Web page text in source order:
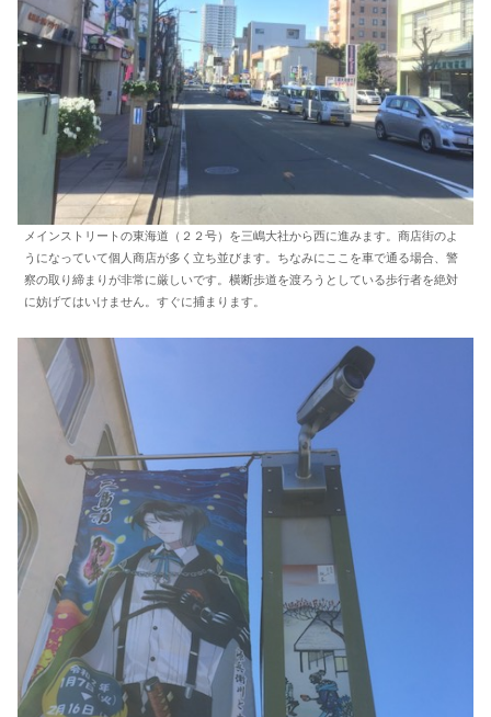
メインストリートの東海道（２２号）を三嶋大社から西に進みます。商店街のよ
うになっていて個人商店が多く立ち並びます。ちなみにここを車で通る場合、警
察の取り締まりが非常に厳しいです。横断歩道を渡ろうとしている歩行者を絶対
に妨げてはいけません。すぐに捕まります。